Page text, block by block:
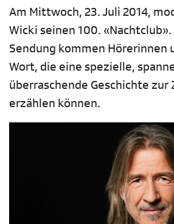
Am Mittwoch, 23. Juli 2014,
Wicki seinen 100.
Sendung kommen Hörerinnen
Wort, die eine spezielle,
überraschende Geschichte zur
erzählen können.